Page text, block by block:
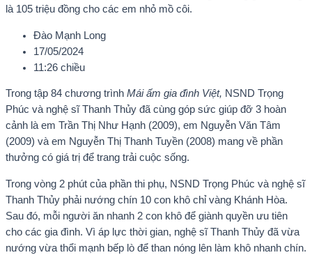
là 105 triệu đồng cho các em nhỏ mồ côi.
Đào Mạnh Long
17/05/2024
11:26 chiều
Trong tập 84 chương trình Mái ấm gia đình Việt, NSND Trọng
Phúc và nghệ sĩ Thanh Thủy đã cùng góp sức giúp đỡ 3 hoàn
cảnh là em Trần Thị Như Hạnh (2009), em Nguyễn Văn Tâm
(2009) và em Nguyễn Thị Thanh Tuyền (2008) mang về phần
thưởng có giá trị để trang trải cuộc sống.
Trong vòng 2 phút của phần thi phụ, NSND Trọng Phúc và nghệ sĩ
Thanh Thủy phải nướng chín 10 con khô chỉ vàng Khánh Hòa.
Sau đó, mỗi người ăn nhanh 2 con khô để giành quyền ưu tiên
cho các gia đình. Vì áp lực thời gian, nghệ sĩ Thanh Thủy đã vừa
nướng vừa thổi mạnh bếp lò để than nóng lên làm khô nhanh chín.